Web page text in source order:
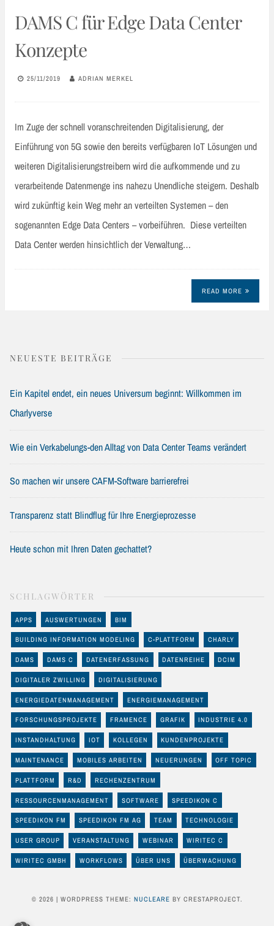
DAMS C für Edge Data Center
Konzepte
25/11/2019 ADRIAN MERKEL
Im Zuge der schnell voranschreitenden Digitalisierung, der
Einführung von 5G sowie den bereits verfügbaren IoT Lösungen und
weiteren Digitalisierungstreibern wird die aufkommende und zu
verarbeitende Datenmenge ins nahezu Unendliche steigern. Deshalb
wird zukünftig kein Weg mehr an verteilten Systemen – den
sogenannten Edge Data Centers – vorbeiführen. Diese verteilten
Data Center werden hinsichtlich der Verwaltung…
READ MORE
NEUESTE BEITRÄGE
Ein Kapitel endet, ein neues Universum beginnt: Willkommen im
Charlyverse
Wie ein Verkabelungs-den Alltag von Data Center Teams verändert
So machen wir unsere CAFM-Software barrierefrei
Transparenz statt Blindflug für Ihre Energieprozesse
Heute schon mit Ihren Daten gechattet?
SCHLAGWÖRTER
APPS AUSWERTUNGEN BIM
BUILDING INFORMATION MODELING C-PLATTFORM CHARLY
DAMS DAMS C DATENERFASSUNG DATENREIHE DCIM
DIGITALER ZWILLING DIGITALISIERUNG
ENERGIEDATENMANAGEMENT ENERGIEMANAGEMENT
FORSCHUNGSPROJEKTE FRAMENCE GRAFIK INDUSTRIE 4.0
INSTANDHALTUNG IOT KOLLEGEN KUNDENPROJEKTE
MAINTENANCE MOBILES ARBEITEN NEUERUNGEN OFF TOPIC
PLATTFORM R&D RECHENZENTRUM
RESSOURCENMANAGEMENT SOFTWARE SPEEDIKON C
SPEEDIKON FM SPEEDIKON FM AG TEAM TECHNOLOGIE
USER GROUP VERANSTALTUNG WEBINAR WIRITEC C
WIRITEC GMBH WORKFLOWS ÜBER UNS ÜBERWACHUNG
© 2026 | WORDPRESS THEME: NUCLEARE BY CRESTAPROJECT.